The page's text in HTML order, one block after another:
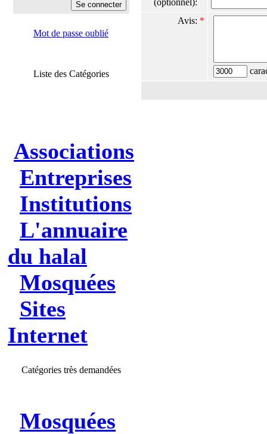
Mot de passe oublié
Liste des Catégories
Associations
Entreprises
Institutions
L'annuaire
du halal
Mosquées
Sites
Internet
Catégories très demandées
Mosquées
(optionnel):
Avis: *